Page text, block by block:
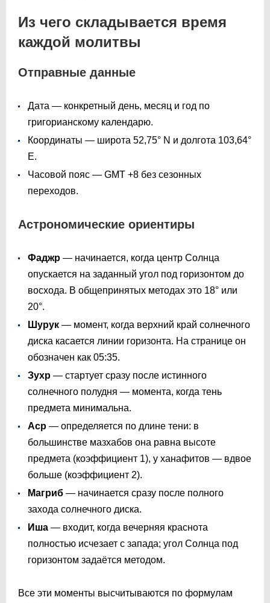
Из чего складывается время
каждой молитвы
Отправные данные
Дата — конкретный день, месяц и год по
григорианскому календарю.
Координаты — широта 52,75° N и долгота 103,64°
E.
Часовой пояс — GMT +8 без сезонных
переходов.
Астрономические ориентиры
Фаджр — начинается, когда центр Солнца
опускается на заданный угол под горизонтом до
восхода. В общепринятых методах это 18° или
20°.
Шурук — момент, когда верхний край солнечного
диска касается линии горизонта. На странице он
обозначен как 05:35.
Зухр — стартует сразу после истинного
солнечного полудня — момента, когда тень
предмета минимальна.
Аср — определяется по длине тени: в
большинстве мазхабов она равна высоте
предмета (коэффициент 1), у ханафитов — вдвое
больше (коэффициент 2).
Магриб — начинается сразу после полного
захода солнечного диска.
Иша — входит, когда вечерняя краснота
полностью исчезает с запада; угол Солнца под
горизонтом задаётся методом.
Все эти моменты высчитываются по формулам